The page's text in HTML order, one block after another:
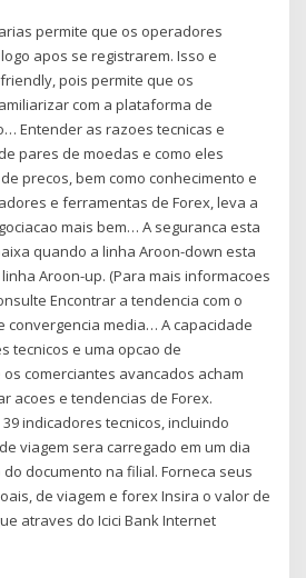
permite que os operadores
apos se registrarem. Isso e
pois permite que os
com a plataforma de
Entender as razoes tecnicas e
pares de moedas e como eles
precos, bem como conhecimento e
e ferramentas de Forex, leva a
mais bem… A seguranca esta
quando a linha Aroon-down esta
Aroon-up. (Para mais informacoes
Encontrar a tendencia com o
convergencia media… A capacidade
tecnicos e uma opcao de
comerciantes avancados acham
acoes e tendencias de Forex.
indicadores tecnicos, incluindo
viagem sera carregado em um dia
documento na filial. Forneca seus
de viagem e forex Insira o valor de
atraves do Icici Bank Internet